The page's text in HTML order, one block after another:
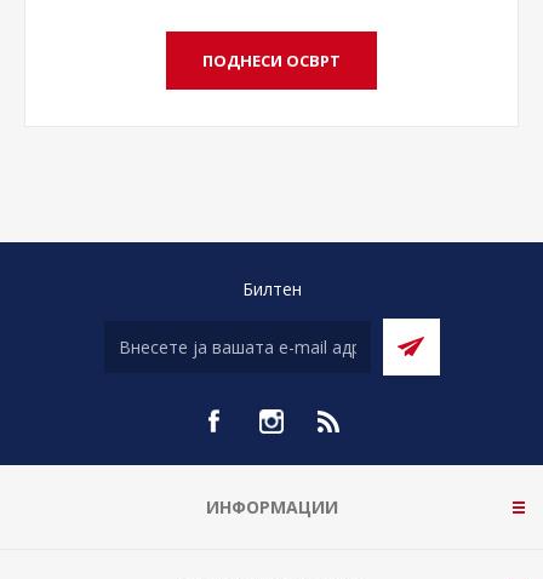
Билтен
ИНФОРМАЦИИ